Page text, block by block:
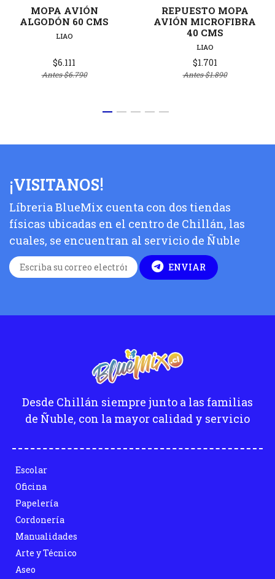
MOPA AVIÓN
ALGODÓN 60 CMS
LIAO
$6.111
Antes$6.790
REPUESTO MOPA
AVIÓN MICROFIBRA
40 CMS
LIAO
$1.701
Antes$1.890
¡VISITANOS!
Líbreria BlueMix cuenta con dos tiendas
físicas ubicadas en el centro de Chillán, las
cuales, se encuentran al servicio de Ñuble
ENVIAR
Desde Chillán siempre junto a las familias
de Ñuble, con la mayor calidad y servicio
Escolar
Oficina
Papelería
Cordonería
Manualidades
Arte y Técnico
Aseo